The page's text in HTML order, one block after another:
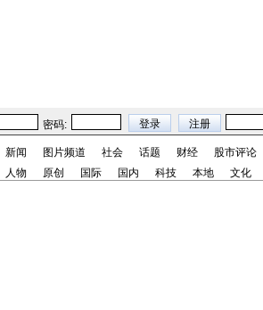
密码:
新闻 图片频道 社会 话题 财经
股市评论
人物
原创 国际 国内 科技 本地 文化